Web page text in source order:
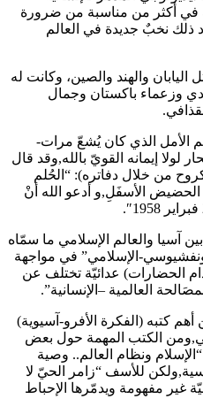
في أكثر من مناسبة من ضرورة
ذلك نخبٌ جديدة في العالم
اليابان والهند والصين، وكانت له
وزعماء باكستان وجمال
الأمل الذي كان يُشعّ مرات-
لولا إيمانه القويّ بالله,وقد قال
من خلال دفاتره): “الحُلم
الأسفَلِ,و أدعو الله أنْ
آسيا والعالم الإسلامي ما سمّاه
الإسلامي” في مواجهة
الحضارات) عدائيّة تختلف عن
العالمية –الإنسانية”.
كتبه (الفكرة الأفرو-آسيوية)
الكتب المهمة حول بعض
ونظام العالم.. وصية
للأسف “زامر الحيّ لا
غير مفهومة ويدمّرها الإحباط